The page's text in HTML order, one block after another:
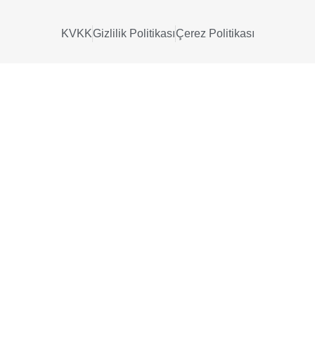
KVKKGizlilik PolitikasıÇerez Politikası